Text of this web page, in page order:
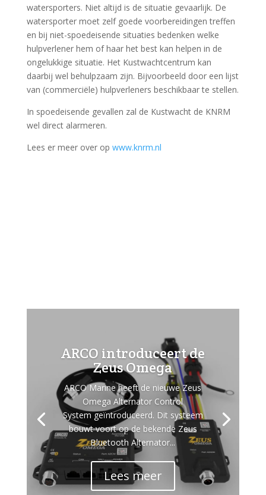
watersporters. Niet altijd is de situatie gevaarlijk. De
watersporter moet zelf goede voorbereidingen treffen
en bij niet-spoedeisende situaties bedenken welke
hulpverlener hem of haar het best kan helpen in de
ongelukkige situatie. Het Kustwachtcentrum kan
daarbij wel behulpzaam zijn. Bijvoorbeeld door een lijst
van (commerciële) hulpverleners beschikbaar te stellen.
In spoedeisende gevallen zal de Kustwacht de KNRM
wel direct alarmeren.
Lees er meer over op www.knrm.nl
ARCO introduceert de
Zeus Omega
ARCO Marine heeft de nieuwe Zeus
Omega Alternator Control
System geïntroduceerd. Dit systeem
bouwt voort op de bekende Zeus
Bluetooth Alternator...
Lees meer